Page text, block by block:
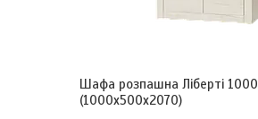
Шафа розпашна Ліберті 1000
(1000х500х2070)